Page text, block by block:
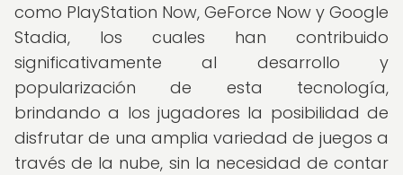
como PlayStation Now, GeForce Now y Google
Stadia, los cuales han contribuido
significativamente al desarrollo y
popularización de esta tecnología,
brindando a los jugadores la posibilidad de
disfrutar de una amplia variedad de juegos a
través de la nube, sin la necesidad de contar